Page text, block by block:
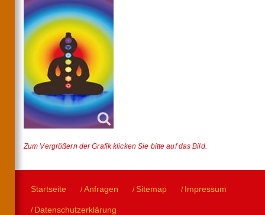
Zum Vergrößern der Grafik klicken Sie bitte auf das Bild.
Startseite Anfragen Sitemap Impressum
Datenschutzerklärung